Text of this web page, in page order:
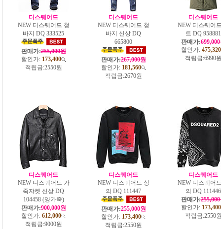
디스퀘어드
NEW 디스퀘어드 청
바지 DQ 333525
판매가:255,000원
할인가: 173,400
적립금:2550원
디스퀘어드
NEW 디스퀘어드 청
바지 신상 DQ
665800
판매가:267,000원
할인가: 181,560
적립금:2670원
디스퀘어드
NEW 디스퀘어
트 DQ 958881
판매가:
할인가: 475,320
적립금:6990
디스퀘어드
NEW 디스퀘어드 가
죽쟈켓 신상 DQ
104458 (양가죽)
판매가:900,000원
할인가: 612,000
적립금:9000원
디스퀘어드
NEW 디스퀘어드 상
의 DQ 111447
판매가:255,000원
할인가: 173,400
적립금:2550원
디스퀘어드
NEW 디스퀘어
의 DQ 111446
판매가:
할인가: 173,400
적립금:2550